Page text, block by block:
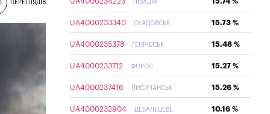
ПЕРЕГЛЯДІВ ЛІВАДІЯ
UA4000233340 СКАДОВСЬК 15.73 %
UA4000235378 ГЕНІЧЕСЬК 15.48 %
UA4000233712 ФОРОС 15.27 %
UA4000237416 ЛИСИЧАНСЬК 15.26 %
UA4000232904 ДЕБАЛЬЦЕВЕ 10.16 %